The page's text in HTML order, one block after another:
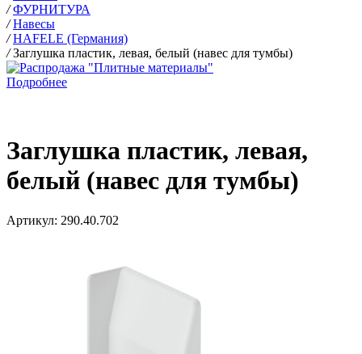
/ ФУРНИТУРА
/ Навесы
/ HAFELE (Германия)
/ Заглушка пластик, левая, белый (навес для тумбы)
Подробнее
Заглушка пластик, левая,
белый (навес для тумбы)
Артикул: 290.40.702